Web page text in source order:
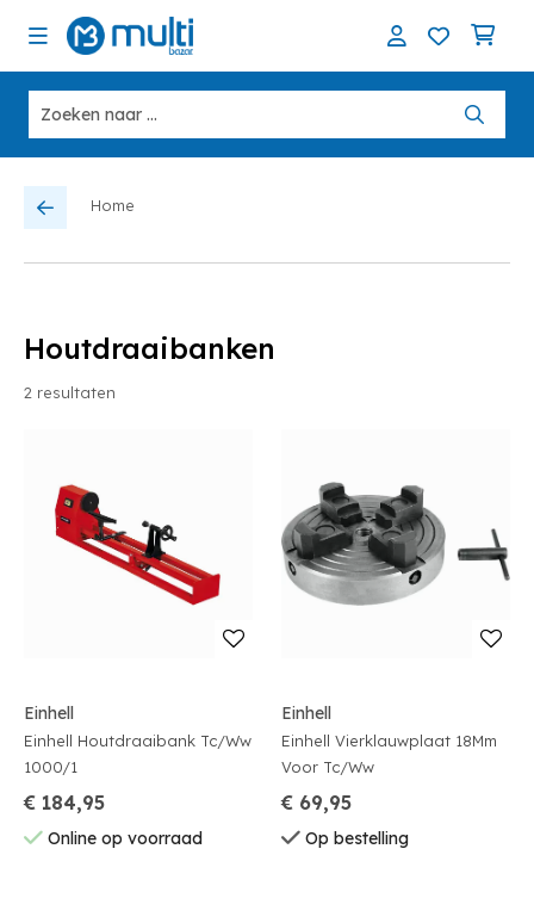
Home
Houtdraaibanken
2 resultaten
Einhell
Einhell Houtdraaibank Tc/Ww
1000/1
€ 184,95
Online op voorraad
Einhell
Einhell Vierklauwplaat 18Mm
Voor Tc/Ww
€ 69,95
Op bestelling